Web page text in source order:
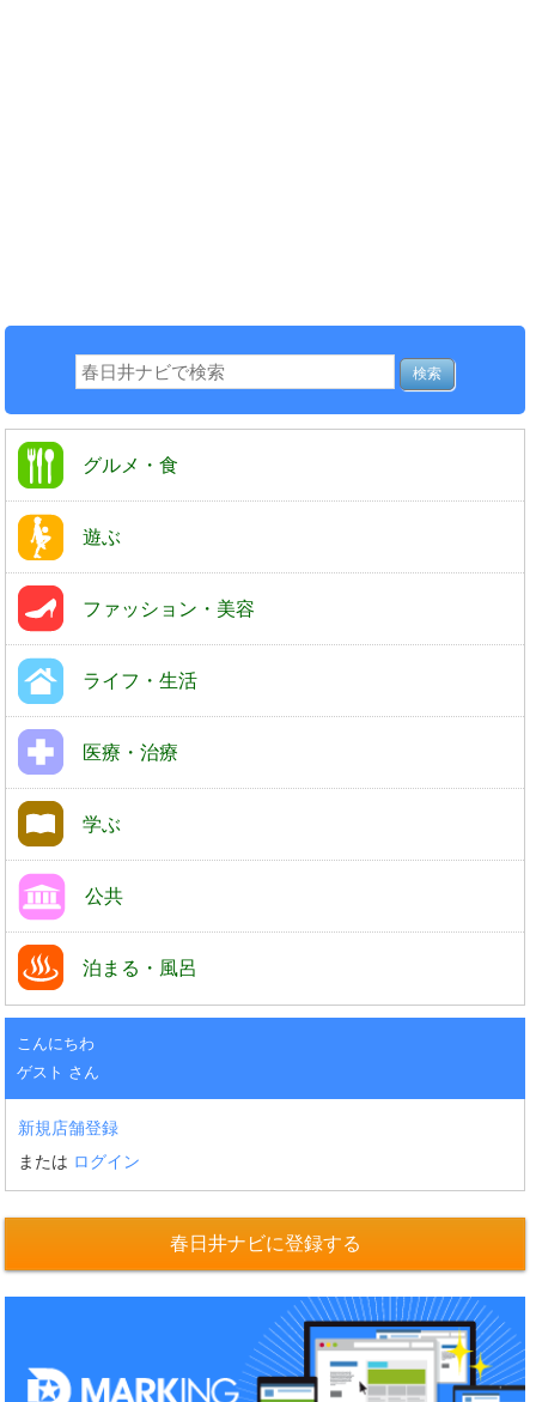
グルメ・食
遊ぶ
ファッション・美容
ライフ・生活
医療・治療
学ぶ
公共
泊まる・風呂
こんにちわ
ゲスト さん
新規店舗登録
または ログイン
春日井ナビに登録する